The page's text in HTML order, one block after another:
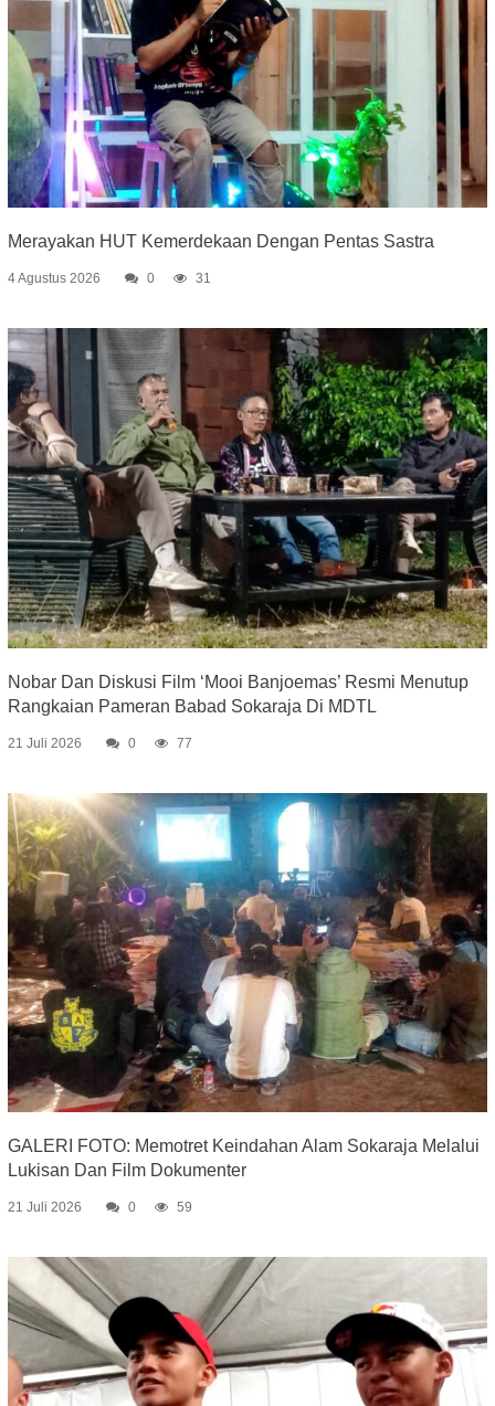
Merayakan HUT Kemerdekaan Dengan Pentas Sastra
4 Agustus 2026 0 31
Nobar Dan Diskusi Film ‘Mooi Banjoemas’ Resmi Menutup
Rangkaian Pameran Babad Sokaraja Di MDTL
21 Juli 2026 0 77
GALERI FOTO: Memotret Keindahan Alam Sokaraja Melalui
Lukisan Dan Film Dokumenter
21 Juli 2026 0 59